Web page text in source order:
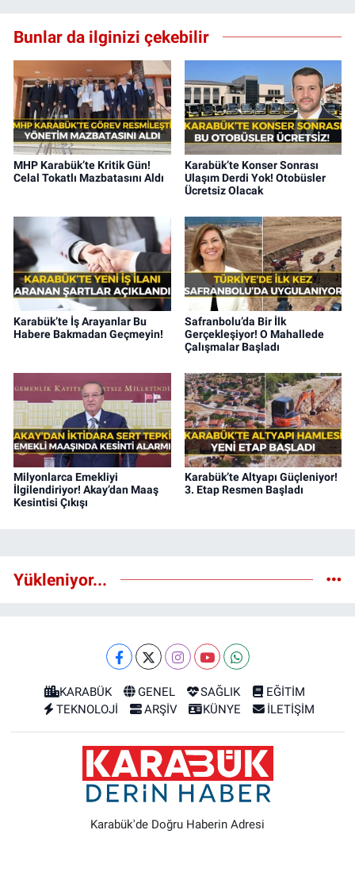
Bunlar da ilginizi çekebilir
MHP Karabük’te Kritik Gün!
Celal Tokatlı Mazbatasını Aldı
Karabük’te Konser Sonrası
Ulaşım Derdi Yok! Otobüsler
Ücretsiz Olacak
Karabük’te İş Arayanlar Bu
Habere Bakmadan Geçmeyin!
Safranbolu’da Bir İlk
Gerçekleşiyor! O Mahallede
Çalışmalar Başladı
Milyonlarca Emekliyi
İlgilendiriyor! Akay’dan Maaş
Kesintisi Çıkışı
Karabük’te Altyapı Güçleniyor!
3. Etap Resmen Başladı
Yükleniyor...
KARABÜK GENEL SAĞLIK
EĞİTİM
TEKNOLOJİ
ARŞİV KÜNYE İLETİŞİM
Karabük'de Doğru Haberin Adresi